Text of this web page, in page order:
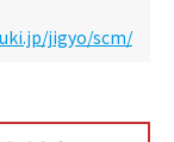
jigyo/scm/